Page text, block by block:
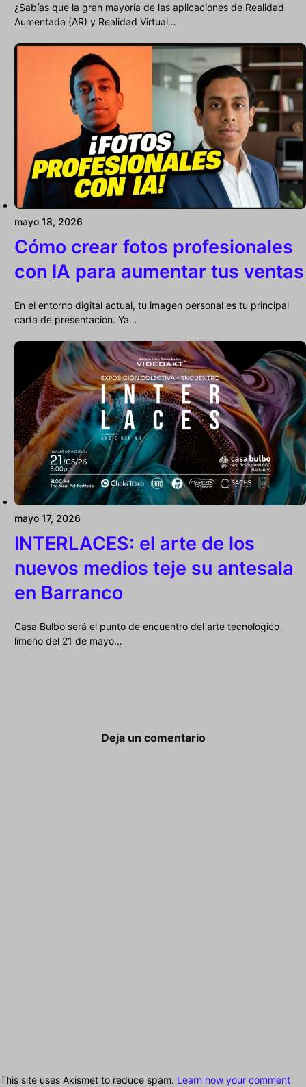
¿Sabías que la gran mayoría de las aplicaciones de Realidad
Aumentada (AR) y Realidad Virtual…
mayo 18, 2026
Cómo crear fotos profesionales
con IA para aumentar tus ventas
En el entorno digital actual, tu imagen personal es tu principal
carta de presentación. Ya…
mayo 17, 2026
INTERLACES: el arte de los
nuevos medios teje su antesala
en Barranco
Casa Bulbo será el punto de encuentro del arte tecnológico
limeño del 21 de mayo…
Deja un comentario
This site uses Akismet to reduce spam. Learn how your comment